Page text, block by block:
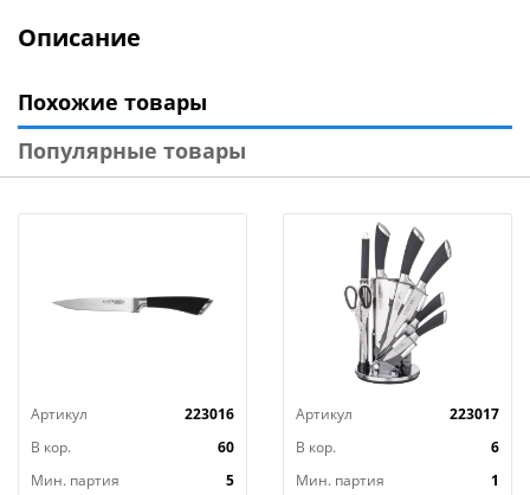
Описание
Похожие товары
Популярные товары
Артикул
223016
В кор.
60
Мин. партия
5
Артикул
223017
В кор.
6
Мин. партия
1